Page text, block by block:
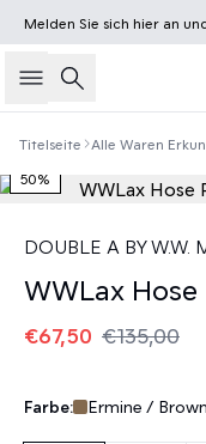
Melden Sie sich hieran
Suche
Titelseite Alle Waren
50%
DOUBLE A BY W.W.
WWLax Hose
€67,50 €135,00
Farbe: Ermine / Brown